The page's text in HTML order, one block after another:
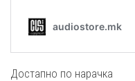
Достапно по нарачка